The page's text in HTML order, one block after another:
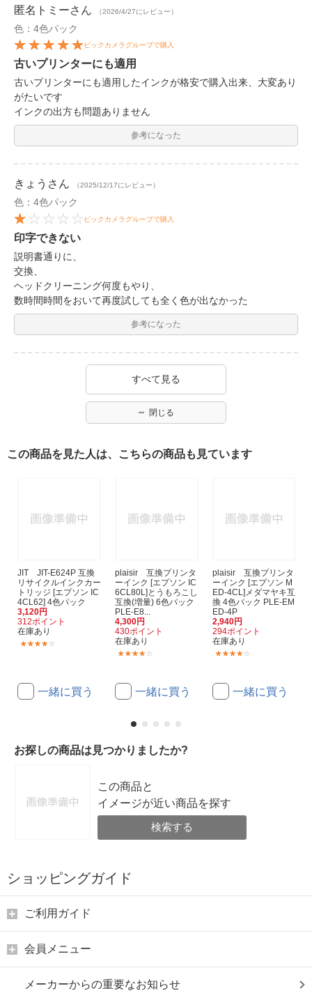
匿名トミーさん （2026/4/27にレビュー）
色：4色パック
ビックカメラグループで購入
古いプリンターにも適用
古いプリンターにも適用したインクが格安で購入出来、大変あり
がたいです
インクの出方も問題ありません
参考になった
きょう さん （2025/12/17にレビュー）
色：4色パック
ビックカメラグループで購入
印字できない
説明書通りに、
交換、
ヘッドクリーニング何度もやり、
数時間時間をおいて再度試しても全く色が出なかった
参考になった
すべて見る
閉じる
この商品を見た人は、こちらの商品も見ています
JIT JIT-E624P 互換
リサイクルインクカー
トリッジ [エプソン IC
4CL62] 4色パック
3,120円
312ポイント
在庫あり
一緒に買う
plaisir 互換プリンタ
ーインク [エプソン IC
6CL80L]とうもろこし
互換(増量) 6色パック
PLE-E8...
4,300円
430ポイント
在庫あり
一緒に買う
plaisir 互換プリンタ
ーインク [エプソン M
ED-4CL]メダマヤキ互
換 4色パック PLE-EM
ED-4P
2,940円
294ポイント
在庫あり
一緒に買う
お探しの商品は見つかりましたか?
この商品と
イメージが近い商品を探す
検索する
ショッピングガイド
ご利用ガイド
会員メニュー
メーカーからの重要なお知らせ